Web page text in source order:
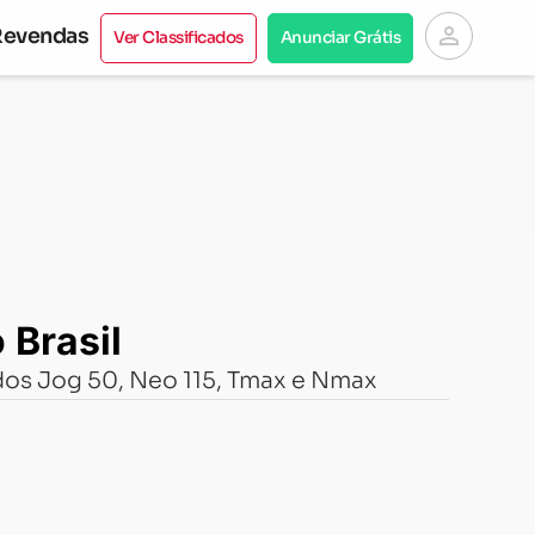
Ver Classificados Anunciar Grátis person
Brasil
Jog 50, Neo 115, Tmax e Nmax